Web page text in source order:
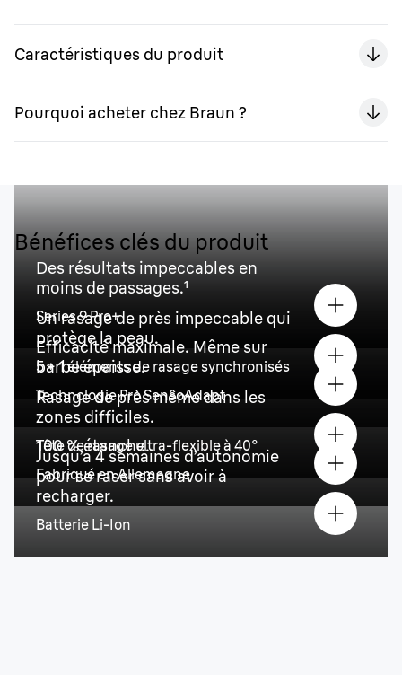
Caractéristiques du produit
Pourquoi acheter chez Braun ?
Bénéfices clés du produit
Des résultats impeccables en
moins de passages.¹
Series 9 Pro+
Un rasage de près impeccable qui
protège la peau.
5 + 1 éléments de rasage synchronisés
Efficacité maximale. Même sur
barbe épaisse.
Technologie Pro SensoAdapt
Rasage de près même dans les
zones difficiles.
Tête de rasage ultra-flexible à 40°
100 % étanche.
Fabriqué en Allemagne
Jusqu’à 4 semaines d’autonomie
pour se raser sans avoir à
recharger.
Batterie Li-Ion